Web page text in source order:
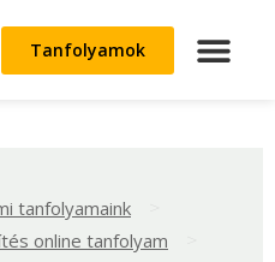
Tanfolyamok
tanfolyamaink
online tanfolyam